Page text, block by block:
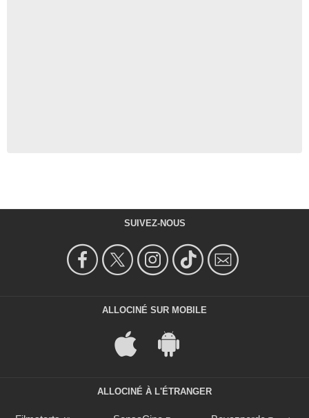
SUIVEZ-NOUS
ALLOCINÉ SUR MOBILE
ALLOCINÉ À L'ÉTRANGER